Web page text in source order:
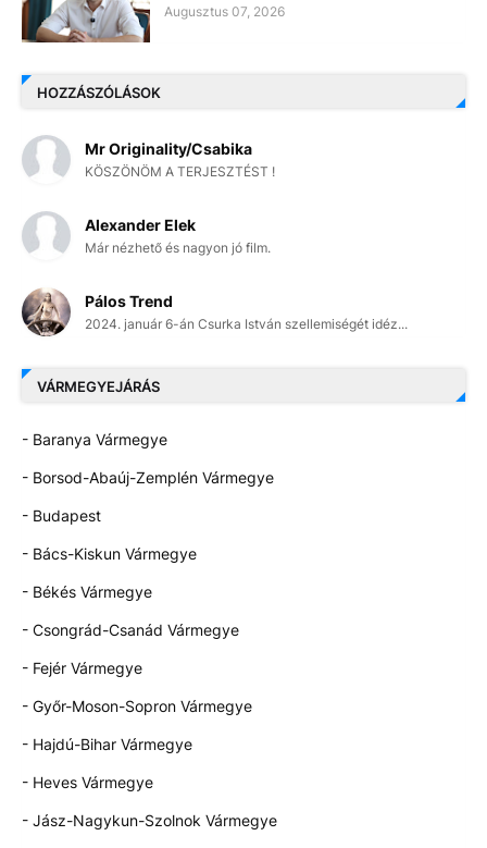
Augusztus 07, 2026
HOZZÁSZÓLÁSOK
Mr Originality/Csabika
KÖSZÖNÖM A TERJESZTÉST !
Alexander Elek
Már nézhető és nagyon jó film.
Pálos Trend
2024. január 6-án Csurka István szellemiségét idéz...
VÁRMEGYEJÁRÁS
- Baranya Vármegye
- Borsod-Abaúj-Zemplén Vármegye
- Budapest
- Bács-Kiskun Vármegye
- Békés Vármegye
- Csongrád-Csanád Vármegye
- Fejér Vármegye
- Győr-Moson-Sopron Vármegye
- Hajdú-Bihar Vármegye
- Heves Vármegye
- Jász-Nagykun-Szolnok Vármegye